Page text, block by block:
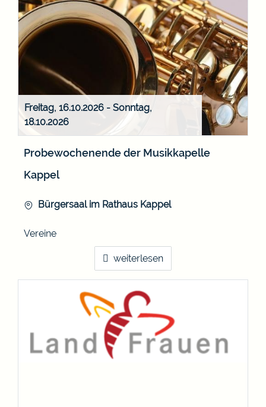
Freitag, 16.10.2026 - Sonntag,
18.10.2026
Probewochenende der Musikkapelle
Kappel
Bürgersaal im Rathaus Kappel
Vereine
weiterlesen